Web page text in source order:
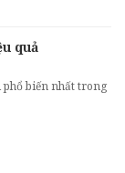
quả
biến nhất trong